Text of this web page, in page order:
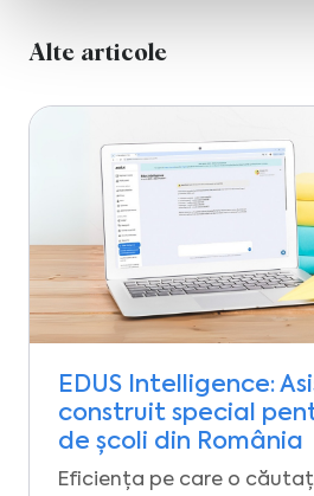
Alte articole
EDUS Intelligence:
construit special
de școli din România
Eficiența pe care o